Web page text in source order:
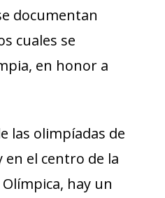
documentan
cuales se
en honor a
las olimpíadas de
en el centro de la
hay un